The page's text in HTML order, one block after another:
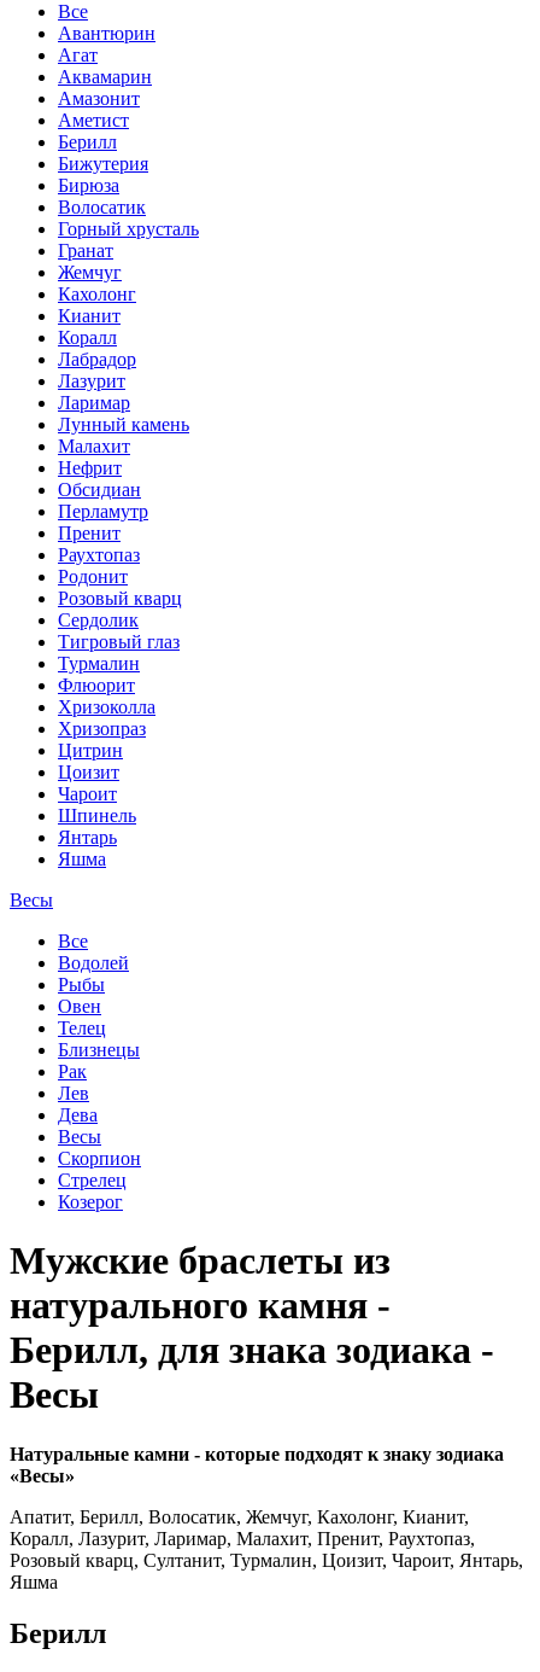
Все
Авантюрин
Агат
Аквамарин
Амазонит
Аметист
Берилл
Бижутерия
Бирюза
Волосатик
Горный хрусталь
Гранат
Жемчуг
Кахолонг
Кианит
Коралл
Лабрадор
Лазурит
Ларимар
Лунный камень
Малахит
Нефрит
Обсидиан
Перламутр
Пренит
Раухтопаз
Родонит
Розовый кварц
Сердолик
Тигровый глаз
Турмалин
Флюорит
Хризоколла
Хризопраз
Цитрин
Цоизит
Чароит
Шпинель
Янтарь
Яшма
Весы
Все
Водолей
Рыбы
Овен
Телец
Близнецы
Рак
Лев
Дева
Весы
Скорпион
Стрелец
Козерог
Мужские браслеты из
натурального камня -
Берилл, для знака зодиака -
Весы
Натуральные камни - которые подходят к знаку зодиака
«Весы»
Апатит, Берилл, Волосатик, Жемчуг, Кахолонг, Кианит,
Коралл, Лазурит, Ларимар, Малахит, Пренит, Раухтопаз,
Розовый кварц, Султанит, Турмалин, Цоизит, Чароит, Янтарь,
Яшма
Берилл